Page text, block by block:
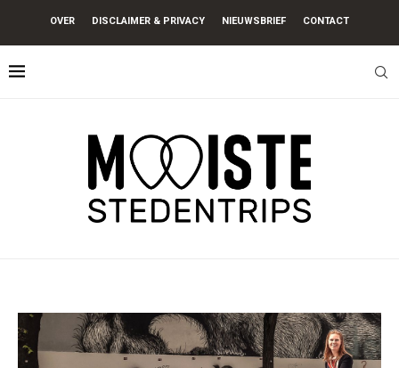
OVER DISCLAIMER & PRIVACY NIEUWSBRIEF CONTACT